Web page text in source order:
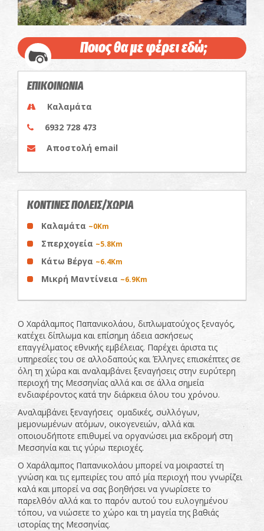
Ποιος θα με φέρει εδώ;
ΕΠΙΚΟΙΝΩΝΙΑ
Καλαμάτα
6932 728 473
Αποστολή email
ΚΟΝΤΙΝΕΣ ΠΟΛΕΙΣ/ΧΩΡΙΑ
Καλαμάτα ~0Km
Σπερχογεία ~5.8Km
Κάτω Βέργα ~6.4Km
Μικρή Μαντίνεια ~6.9Km
Ο Χαράλαμπος Παπανικολάου, διπλωματούχος ξεναγός,
κατέχει δίπλωμα και επίσημη άδεια ασκήσεως
επαγγέλματος εθνικής εμβέλειας. Παρέχει άριστα τις
υπηρεσίες του σε αλλοδαπούς και Έλληνες επισκέπτες σε
όλη τη χώρα και αναλαμβάνει ξεναγήσεις στην ευρύτερη
περιοχή της Μεσσηνίας αλλά και σε άλλα σημεία
ενδιαφέροντος κατά την διάρκεια όλου του χρόνου.
Αναλαμβάνει ξεναγήσεις ομαδικές, συλλόγων,
μεμονωμένων ατόμων, οικογενειών, αλλά και
οποιουδήποτε επιθυμεί να οργανώσει μια εκδρομή στη
Μεσσηνία και τις γύρω περιοχές.
Ο Χαράλαμπος Παπανικολάου μπορεί να μοιραστεί τη
γνώση και τις εμπειρίες του από μία περιοχή που γνωρίζει
καλά και μπορεί να σας βοηθήσει να γνωρίσετε το
παρελθόν αλλά και το παρόν αυτού του ευλογημένου
τόπου, να νιώσετε το χώρο και τη μαγεία της βαθιάς
ιστορίας της Μεσσηνίας.